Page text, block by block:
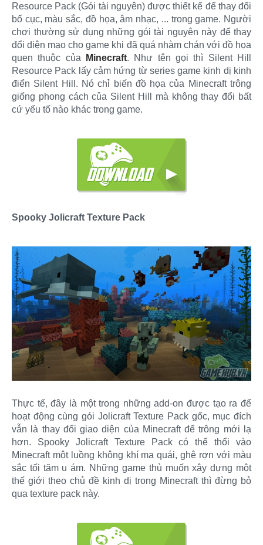
Resource Pack (Gói tài nguyên) được thiết kế để thay đổi
bố cục, màu sắc, đồ họa, âm nhạc, ... trong game. Người
chơi thường sử dụng những gói tài nguyên này để thay
đổi diện mạo cho game khi đã quá nhàm chán với đồ họa
quen thuộc của
Minecraft. Như tên gọi thì Silent Hill
Resource Pack lấy cảm hứng từ series game kinh dị kinh
điển Silent Hill. Nó chỉ biến đồ họa của Minecraft trông
giống phong cách của Silent Hill mà không thay đổi bất
cứ yếu tố nào khác trong game.
Spooky Jolicraft Texture Pack
Thực tế, đây là một trong những add-on được tạo ra để
hoạt động cùng gói Jolicraft Texture Pack gốc, mục đích
vẫn là thay đổi giao diện của Minecraft để trông mới lạ
hơn. Spooky Jolicraft Texture Pack có thể thổi vào
Minecraft một luồng không khí ma quái, ghê rợn với màu
sắc tối tăm u ám. Những game thủ muốn xây dựng một
thế giới theo chủ đề kinh dị trong Minecraft thì đừng bỏ
qua texture pack này.